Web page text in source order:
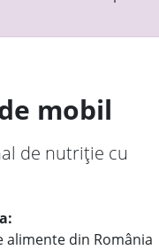
mobil
de nutriție cu
alimente din România